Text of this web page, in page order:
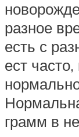
разное
есть с
ест
грамм в